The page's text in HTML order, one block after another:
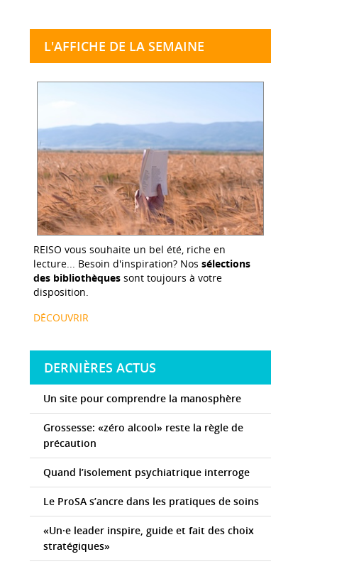
L'AFFICHE DE LA SEMAINE
REISO vous souhaite un bel été, riche en
lecture... Besoin d'inspiration? Nos sélections
des bibliothèques sont toujours à votre
disposition.
DÉCOUVRIR
DERNIÈRES ACTUS
Un site pour comprendre la manosphère
Grossesse: «zéro alcool» reste la règle de
précaution
Quand l’isolement psychiatrique interroge
Le ProSA s’ancre dans les pratiques de soins
«Un·e leader inspire, guide et fait des choix
stratégiques»